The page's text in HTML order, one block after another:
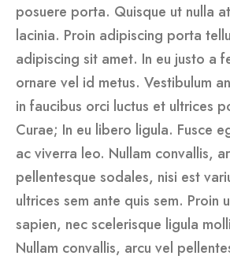
posuere porta. Quisque ut nulla
lacinia. Proin adipiscing porta
adipiscing sit amet. In eu justo a
ornare vel id metus. Vestibulum
in faucibus orci luctus et ultrices
Curae; In eu libero ligula. Fusce
ac viverra leo. Nullam convallis,
pellentesque sodales, nisi est
ultrices sem ante quis sem. Proin
sapien, nec scelerisque ligula
Nullam convallis, arcu vel